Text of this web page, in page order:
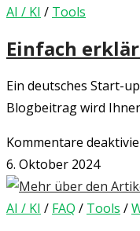
AI / KI / Tools
Einfach
Ein deutsches Start-
Blogbeitrag wird
Kommentare
6. Oktober 2024
AI / KI / FAQ / Tools /